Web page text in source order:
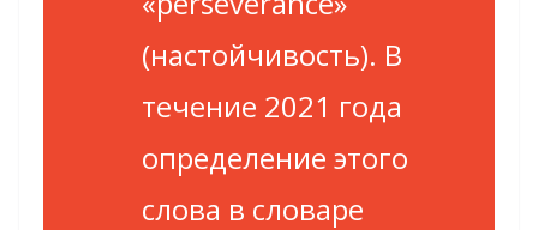
(настойчивость). В
течение 2021 года
определение этого
слова в словаре